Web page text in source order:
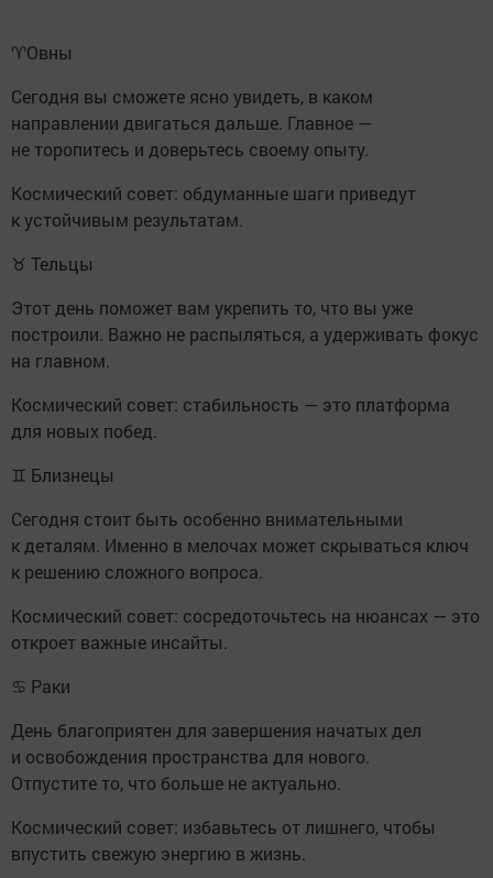
♈️Овны
Сегодня вы сможете ясно увидеть, в каком
направлении двигаться дальше. Главное —
не торопитесь и доверьтесь своему опыту.
Космический совет: обдуманные шаги приведут
к устойчивым результатам.
♉ Тельцы
Этот день поможет вам укрепить то, что вы уже
построили. Важно не распыляться, а удерживать фокус
на главном.
Космический совет: стабильность — это платформа
для новых побед.
♊ Близнецы
Сегодня стоит быть особенно внимательными
к деталям. Именно в мелочах может скрываться ключ
к решению сложного вопроса.
Космический совет: сосредоточьтесь на нюансах — это
откроет важные инсайты.
♋ Раки
День благоприятен для завершения начатых дел
и освобождения пространства для нового.
Отпустите то, что больше не актуально.
Космический совет: избавьтесь от лишнего, чтобы
впустить свежую энергию в жизнь.